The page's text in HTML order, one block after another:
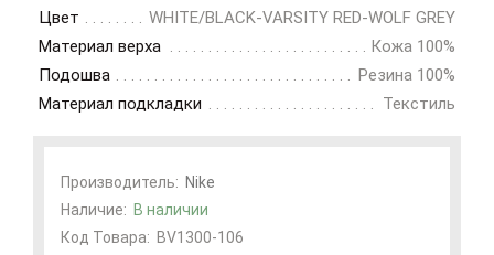
Цвет
WHITE/BLACK-VARSITY RED-WOLF GREY
Материал верха
Кожа 100%
Подошва
Резина 100%
Материал подкладки
Текстиль
Производитель: Nike
Наличие: В наличии
Код Товара: BV1300-106